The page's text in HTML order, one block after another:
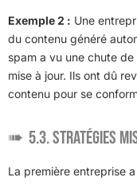
Exemple 2 : Une
du contenu généré
spam a vu une chute
mise à jour. Ils ont dû
contenu pour se
5.3. Stratégies
La première entreprise